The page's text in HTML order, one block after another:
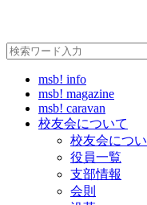
msb! info
msb! magazine
msb! caravan
校友会について
校友会につ
役員一覧
支部情報
会則